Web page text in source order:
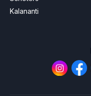
Kalananti